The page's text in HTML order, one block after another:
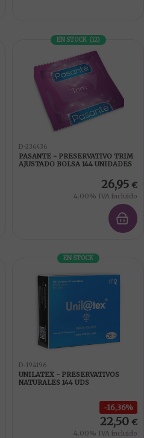
EN STOCK (12)
D-236436
PASANTE - PRESERVATIVO TRIM
AJUSTADO BOLSA 144 UNIDADES
26,95 €
4.00% IVA incluido
EN STOCK
D-194196
UNILATEX - PRESERVATIVOS
NATURALES 144 UDS
16,36%
22,50 €
4.00% IVA incluido